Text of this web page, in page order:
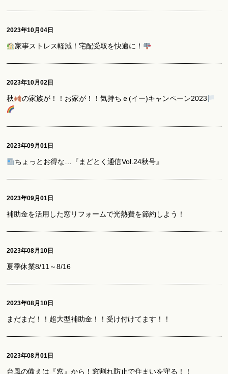
2023年10月04日
家事ストレス軽減！宅配受取を快適に！
2023年10月02日
秋 の家族が！！お家が！！気持ちｅ(イー)キャンペーン2023
2023年09月01日
ちょっとお得な…『まどとく通信Vol.24秋号』
2023年09月01日
補助金を活用した窓リフォームで光熱費を節約しよう！
2023年08月10日
夏季休業8/11～8/16
2023年08月10日
まだまだ！！超大型補助金！！受け付けてます！！
2023年08月01日
台風の備えは『窓』から！窓割れ防止で住まいを守る！！